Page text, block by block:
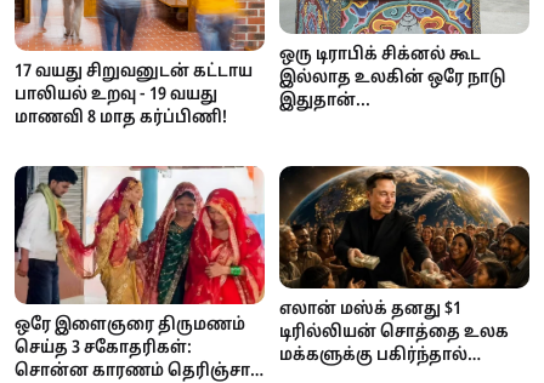
17 வயது சிறுவனுடன் கட்டாய
பாலியல் உறவு - 19 வயது
மாணவி 8 மாத கர்ப்பிணி!
ஒரு டிராபிக் சிக்னல் கூட
இல்லாத உலகின் ஒரே நாடு
இதுதான்...
ஒரே இளைஞரை திருமணம்
செய்த 3 சகோதரிகள்:
சொன்ன காரணம் தெரிஞ்சா
எலான் மஸ்க் தனது $1
டிரில்லியன் சொத்தை உலக
மக்களுக்கு பகிர்ந்தால்